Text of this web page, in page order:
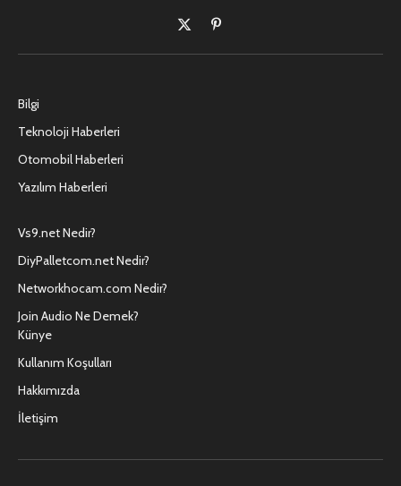
X
(Twitter)
Pinterest'in
Bilgi
Teknoloji Haberleri
Otomobil Haberleri
Yazılım Haberleri
Vs9.net Nedir?
DiyPalletcom.net Nedir?
Networkhocam.com Nedir?
Join Audio Ne Demek?
Künye
Kullanım Koşulları
Hakkımızda
İletişim